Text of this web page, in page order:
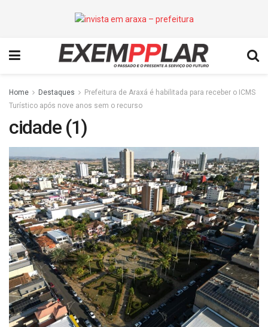
Home Destaques
Prefeitura de Araxá é habilitada para receber o ICMS
Turístico após nove anos sem o recurso
cidade (1)